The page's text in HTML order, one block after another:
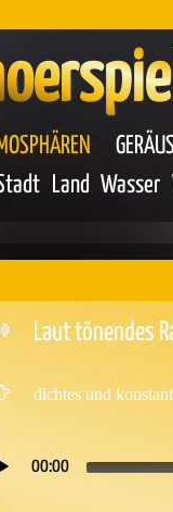
Land Wasser
Laut tönendes
dichtes und
00:00